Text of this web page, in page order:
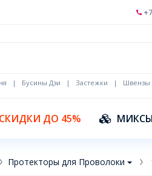
| Бусины Дзи | Застежки | Швензы
ДО 45%
Протекторы для Проволоки